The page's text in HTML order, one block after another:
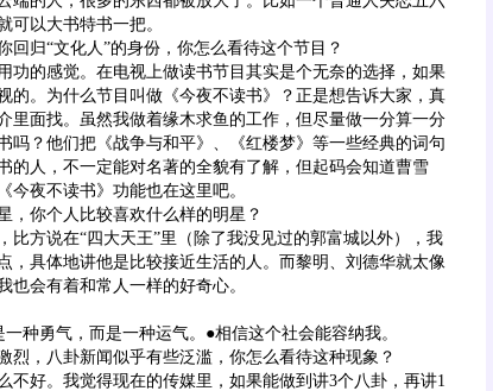
可以大书特书一把。
归“文化人”的身份，你怎么看待这个节目？
的感觉。在电视上做读书节目其实是个无奈的选择，如果
的。为什么节目叫做《今夜不读书》？正是想告诉大家，真
里面找。虽然我做着缘木求鱼的工作，但尽量做一分算一分
吗？他们把《战争与和平》、《红楼梦》等一些经典的词句
的人，不一定能对名著的全貌有了解，但起码会知道曹雪
今夜不读书》功能也在这里吧。
你个人比较喜欢什么样的明星？
方说在“四大天王”里（除了我没见过的郭富城以外），我
，具体地讲他是比较接近生活的人。而黎明、刘德华就太像
也会有着和常人一样的好奇心。
勇气，而是一种运气。●相信这个社会能容纳我。
，八卦新闻似乎有些泛滥，你怎么看待这种现象？
好。我觉得现在的传媒里，如果能做到讲3个八卦，再讲1